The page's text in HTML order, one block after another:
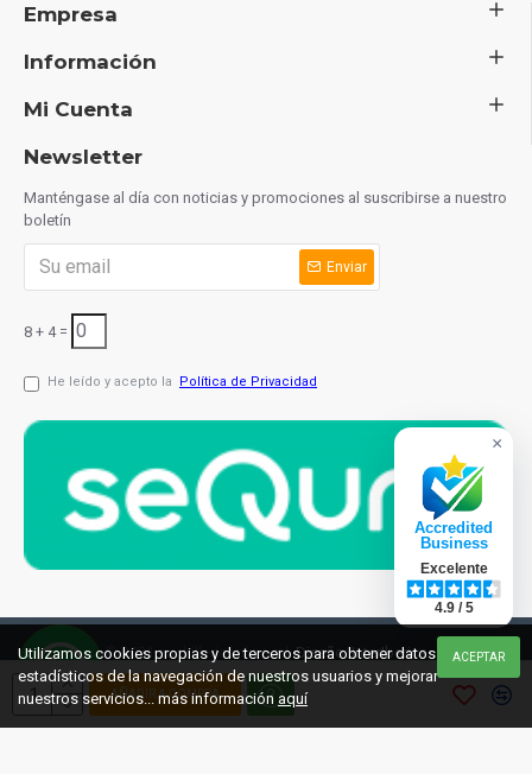
AÑADIR A COMPRA
Empresa
Información
Mi Cuenta
Newsletter
Manténgase al día con noticias y promociones al suscribirse a nuestro
boletín
Enviar
8 + 4 =
He leído y acepto la Política de Privacidad
© 2021 cuchilleriaonline.mlDiseño: InterIberica ACEPTAR
Utilizamos cookies propias y de terceros para obtener datos
estadísticos de la navegación de nuestros usuarios y mejorar
nuestros servicios... más información aquí
×
Accredited
Business
Excelente
4.9 / 5